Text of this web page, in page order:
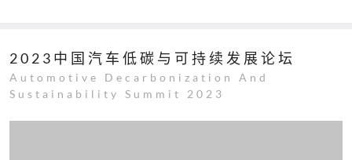
2023中国汽车低碳与可持续发展论坛
Automotive Decarbonization And
Sustainability Summit 2023